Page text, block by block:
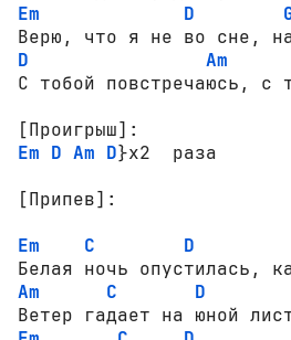
Em
D
D
Am
С тобой повстречаюсь, с
[Проигрыш]:
Em D Am D}x2  раза
[Припев]:
Em
C D
Am
C D